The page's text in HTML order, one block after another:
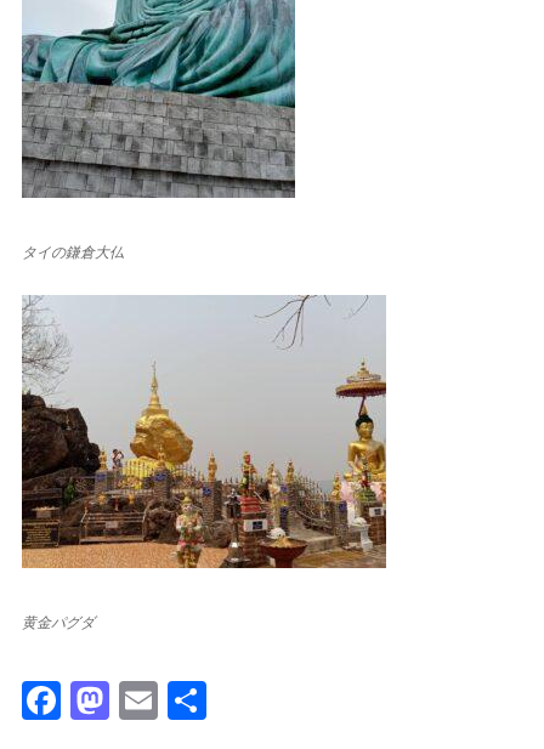
タイの鎌倉大仏
黄金パグダ
F M E